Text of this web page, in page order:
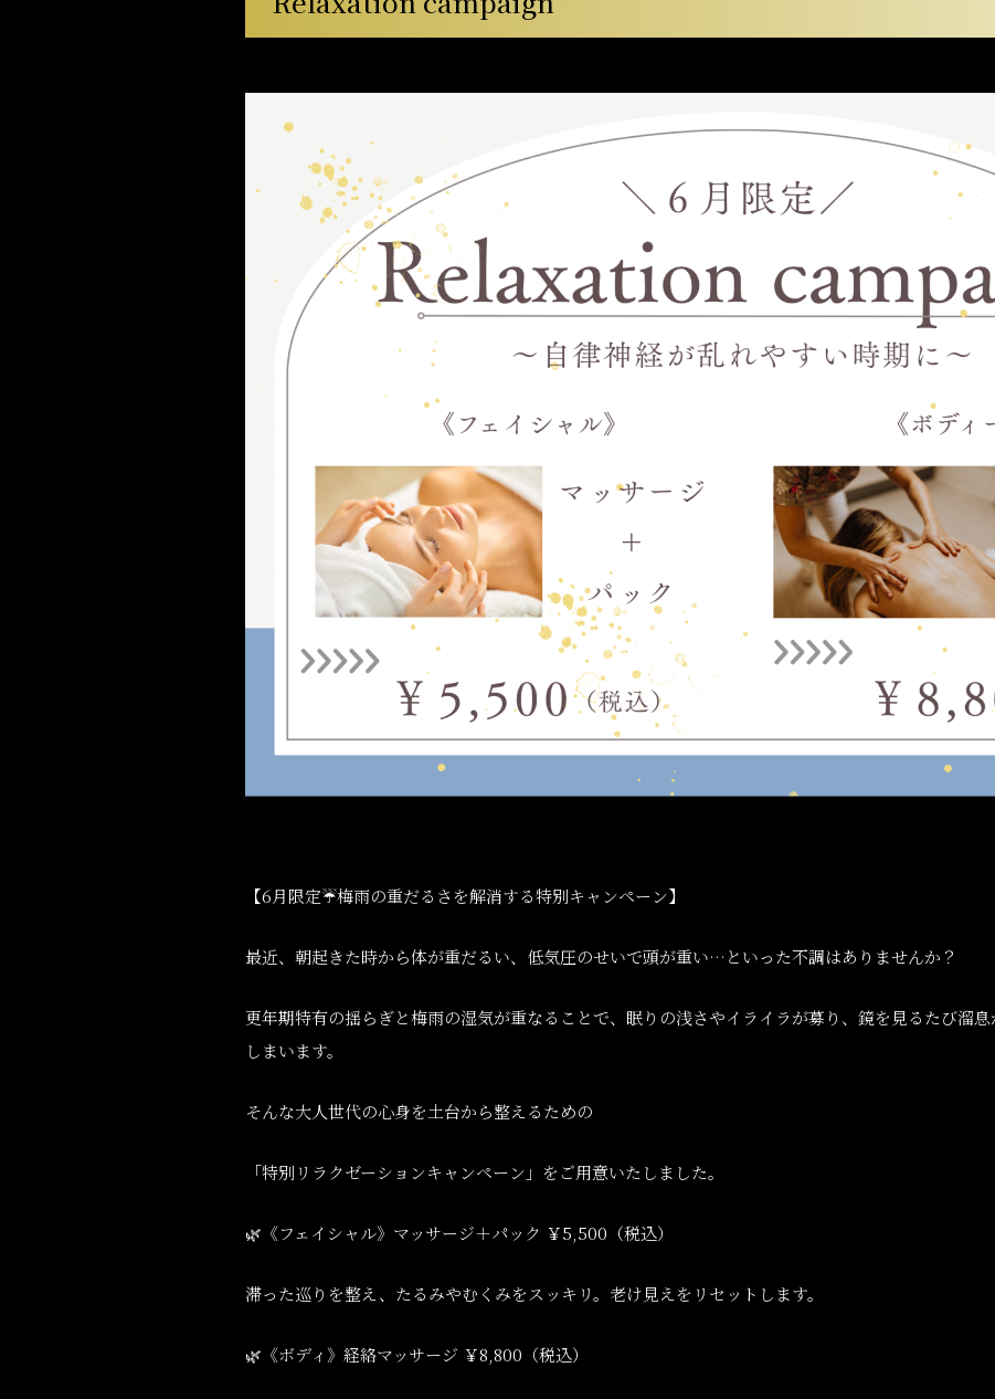
【6月限定☔️梅雨の重だるさを解消する特別キャンペーン】
最近、朝起きた時から体が重だるい、低気圧のせいで頭が重い… といった不調はありませんか？
更年期特有の揺らぎと梅雨の湿気が重なることで、眠りの浅さやイライラが募り、鏡を見るたび溜
しまいます。
そんな大人世代の心身を土台から整えるための
「特別リラクゼーションキャンペーン」をご用意いたしました。
🌿 《フェイシャル》マッサージ＋パック ￥5,500 （税込）
滞った巡りを整え、たるみやむくみをスッキリ。老け見えをリセットします。
🌿 《ボディ》経絡マッサージ ￥8,800 （税込）